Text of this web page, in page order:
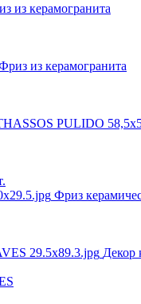
из керамогранита
из керамогранита
Фриз
Декор